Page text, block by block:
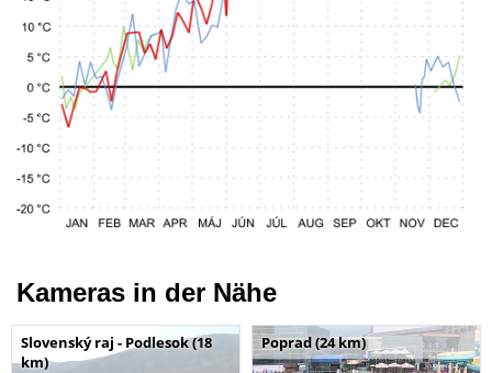
Kameras in der Nähe
Slovenský raj - Podlesok (18
km)
Poprad (24 km)